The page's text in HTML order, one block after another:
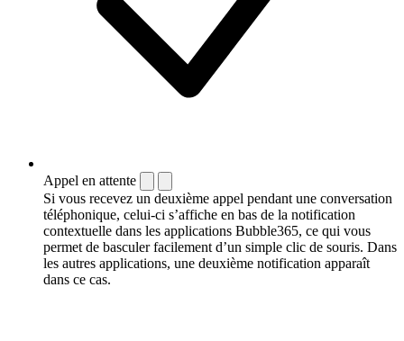
Appel en attente
Si vous recevez un deuxième appel pendant une conversation
téléphonique, celui-ci s’affiche en bas de la notification
contextuelle dans les applications Bubble365, ce qui vous
permet de basculer facilement d’un simple clic de souris. Dans
les autres applications, une deuxième notification apparaît
dans ce cas.